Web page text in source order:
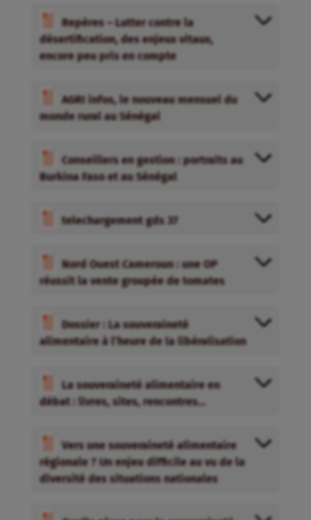
Repères – Lutter contre la
désertification, des enjeux vitaux,
encore peu pris en compte
AGRI infos, le nouveau mensuel du
monde rural au Sénégal
Conseillers en gestion : portraits au
Burkina Faso et au Sénégal
telechargement gds 37
Nord Ouest Cameroun : une OP
réussit la vente groupée de tomates
Dossier : La souveraineté
alimentaire à l’heure de la libéralisation
La souveraineté alimentaire en
débat : livres, sites, rencontres…
Vers une souveraineté alimentaire
régionale ? Un enjeu difficile au vu de la
diversité des situations nationales